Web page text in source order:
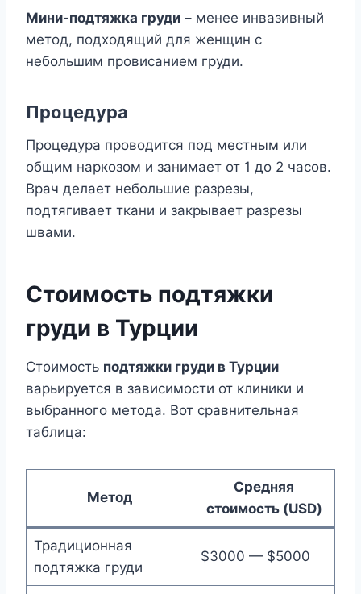
Мини-подтяжка груди – менее инвазивный
метод, подходящий для женщин с
небольшим провисанием груди.
Процедура
Процедура проводится под местным или
общим наркозом и занимает от 1 до 2 часов.
Врач делает небольшие разрезы,
подтягивает ткани и закрывает разрезы
швами.
Стоимость подтяжки
груди в Турции
Стоимость подтяжки груди в Турции
варьируется в зависимости от клиники и
выбранного метода. Вот сравнительная
таблица:
Метод
Средняя
стоимость (USD)
Традиционная
подтяжка груди
$3000 — $5000